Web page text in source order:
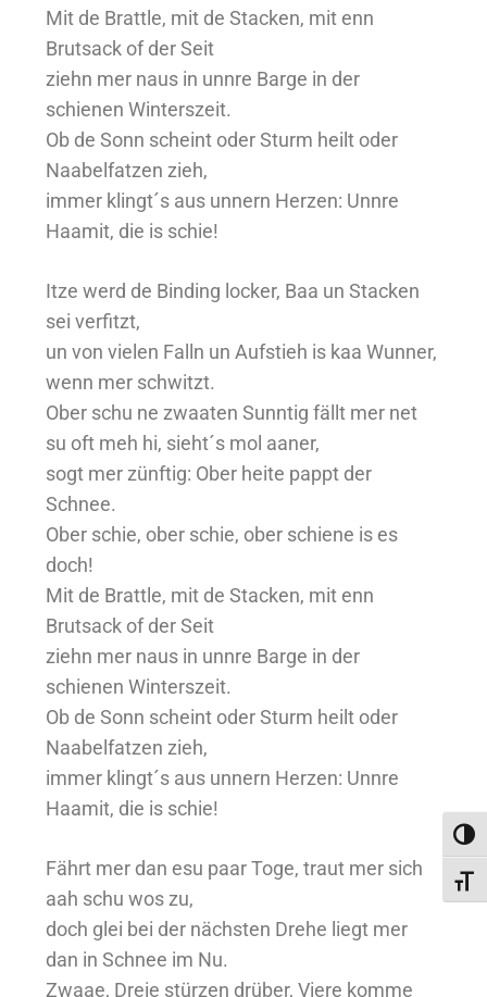
Mit de Brattle, mit de Stacken, mit enn
Brutsack of der Seit
ziehn mer naus in unnre Barge in der
schienen Winterszeit.
Ob de Sonn scheint oder Sturm heilt oder
Naabelfatzen zieh,
immer klingt´s aus unnern Herzen: Unnre
Haamit, die is schie!
Itze werd de Binding locker, Baa un Stacken
sei verfitzt,
un von vielen Falln un Aufstieh is kaa Wunner,
wenn mer schwitzt.
Ober schu ne zwaaten Sunntig fällt mer net
su oft meh hi, sieht´s mol aaner,
sogt mer zünftig: Ober heite pappt der
Schnee.
Ober schie, ober schie, ober schiene is es
doch!
Mit de Brattle, mit de Stacken, mit enn
Brutsack of der Seit
ziehn mer naus in unnre Barge in der
schienen Winterszeit.
Ob de Sonn scheint oder Sturm heilt oder
Naabelfatzen zieh,
immer klingt´s aus unnern Herzen: Unnre
Haamit, die is schie!
Fährt mer dan esu paar Toge, traut mer sich
aah schu wos zu,
doch glei bei der nächsten Drehe liegt mer
dan in Schnee im Nu.
Zwaae, Dreie stürzen drüber, Viere komme